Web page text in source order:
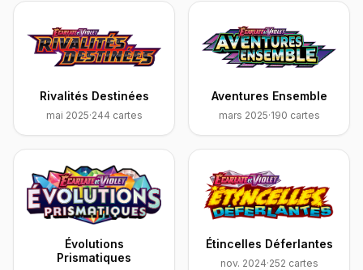
Rivalités Destinées
mai 2025·244 cartes
Aventures Ensemble
mars 2025·190 cartes
Évolutions
Prismatiques
Étincelles Déferlantes
nov. 2024·252 cartes